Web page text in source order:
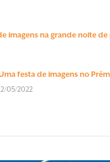
imagens na grande noite de
festa de imagens no
05/2022